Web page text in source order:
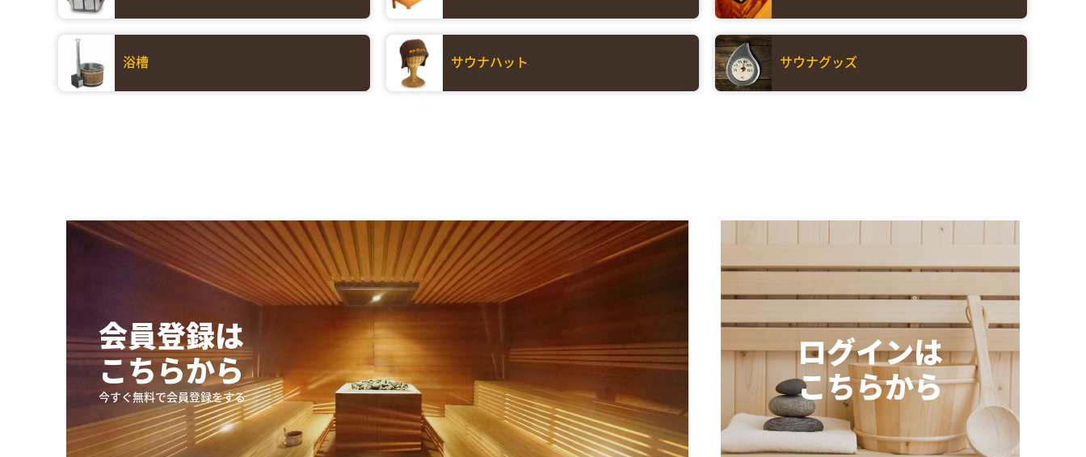
浴槽 サウナハット サウナグッズ
会員登録は
こちらから
今すぐ無料で会員登録をする
ログインは
こちらから